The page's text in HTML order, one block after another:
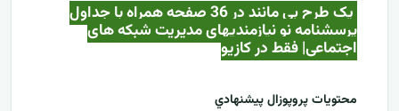
یک طرح بی مانند در 36 صفحه همراه با جداول
پرسشنامه نو نیازمندیهای مدیریت شبکه های
اجتماعی| فقط در کازيو
محتويات پروپوزال پيشنهادي